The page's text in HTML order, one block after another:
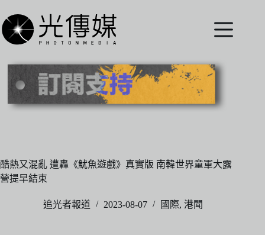
至
主
內
酷熱又混亂 遭轟《魷魚遊戲》真實版 南韓世界童軍大露
營提早結束
追光者報道 2023-08-07 國際, 港聞